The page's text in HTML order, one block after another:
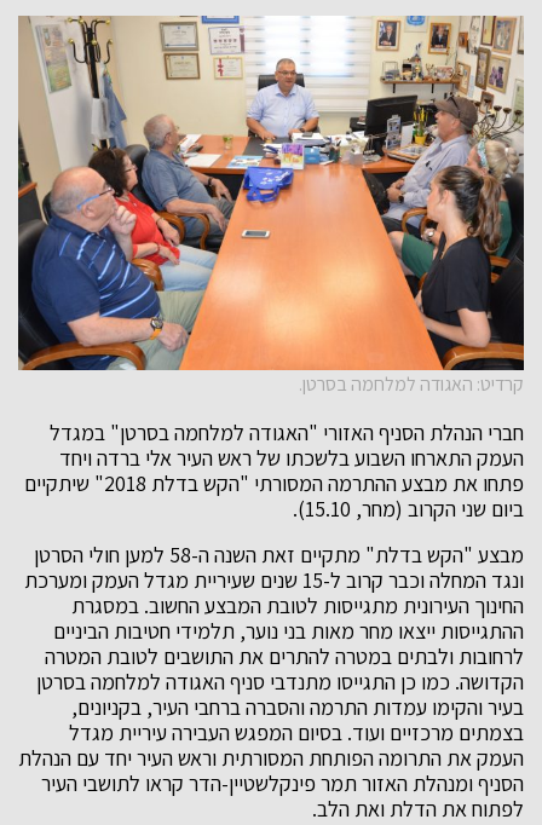
קרדיט: האגודה למלחמה בסרטן.
חברי הנהלת הסניף האזורי "האגודה למלחמה בסרטן" במגדל
העמק התארחו השבוע בלשכתו של ראש העיר אלי ברדה ויחד
פתחו את מבצע ההתרמה המסורתי "הקש בדלת 2018" שיתקיים
ביום שני הקרוב (מחר, 15.10).
מבצע "הקש בדלת" מתקיים זאת השנה ה-58 למען חולי הסרטן
ונגד המחלה וכבר קרוב ל-15 שנים שעיריית מגדל העמק ומערכת
החינוך העירונית מתגייסות לטובת המבצע החשוב. במסגרת
ההתגייסות ייצאו מחר מאות בני נוער, תלמידי חטיבות הביניים
לרחובות ולבתים במטרה להתרים את התושבים לטובת המטרה
הקדושה. כמו כן התגייסו מתנדבי סניף האגודה למלחמה בסרטן
בעיר והקימו עמדות התרמה והסברה ברחבי העיר, בקניונים,
בצמתים מרכזיים ועוד. בסיום המפגש העבירה עיריית מגדל
העמק את התרומה הפותחת המסורתית וראש העיר יחד עם הנהלת
הסניף ומנהלת האזור תמר פינקלשטיין-הדר קראו לתושבי העיר
לפתוח את הדלת ואת הלב.